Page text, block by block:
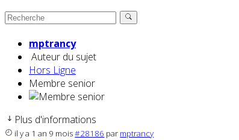
mptrancy
Auteur du sujet
Hors Ligne
Membre senior
Plus d'informations
il y a 1 an 9 mois#28186 par mptrancy